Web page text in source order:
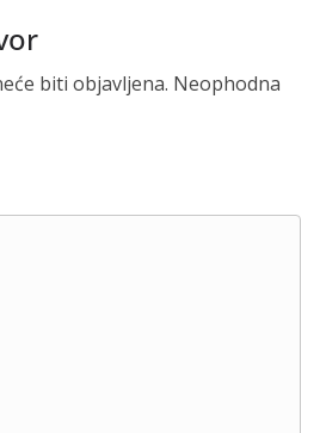
biti objavljena. Neophodna